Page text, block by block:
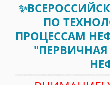
ПО
ПРОЦЕССАМ
"ПЕРВИЧНАЯ